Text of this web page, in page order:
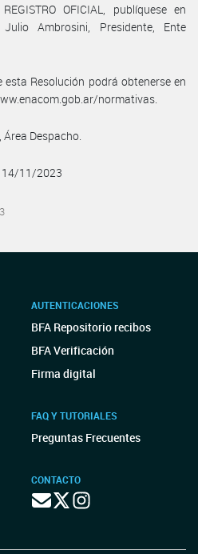
OFICIAL, publíquese en
Ambrosini, Presidente, Ente
esta Resolución podrá obtenerse en
normativas.
Despacho.
14/11/2023
AUTENTICACIONES
BFA Repositorio recibos
BFA Verificación
Firma digital
FAQ Y TUTORIALES
Preguntas Frecuentes
CONTACTO